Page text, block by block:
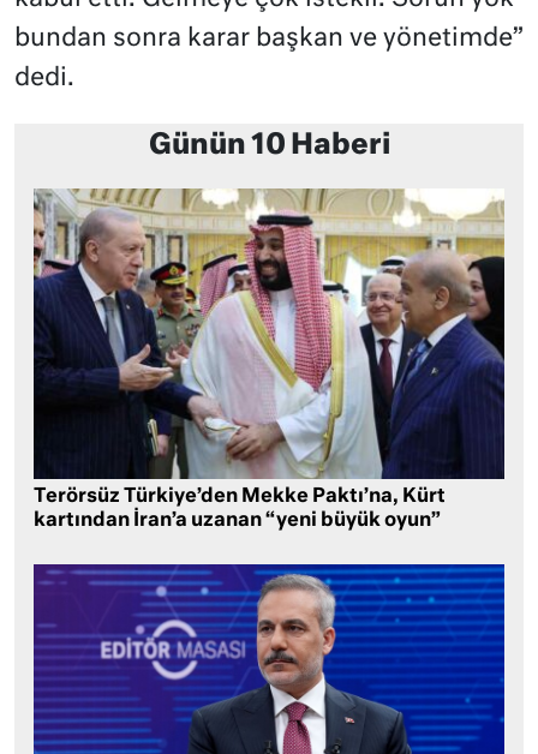
bundan sonra karar başkan ve yönetimde”
dedi.
Günün 10 Haberi
Terörsüz Türkiye’den Mekke Paktı’na, Kürt
kartından İran’a uzanan “yeni büyük oyun”